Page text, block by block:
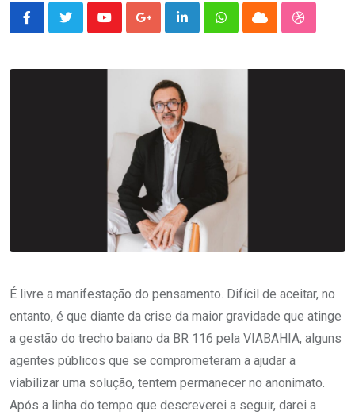
YoutubeGoogle+LinkedInWhatsappCloud
É livre a manifestação do pensamento. Difícil de aceitar, no
entanto, é que diante da crise da maior gravidade que atinge
a gestão do trecho baiano da BR 116 pela VIABAHIA, alguns
agentes públicos que se comprometeram a ajudar a
viabilizar uma solução, tentem permanecer no anonimato.
Após a linha do tempo que descreverei a seguir, darei a